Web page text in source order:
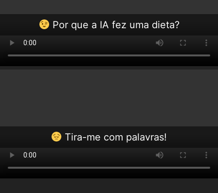
Por que a IA fez uma dieta?
Tira-me com palavras!